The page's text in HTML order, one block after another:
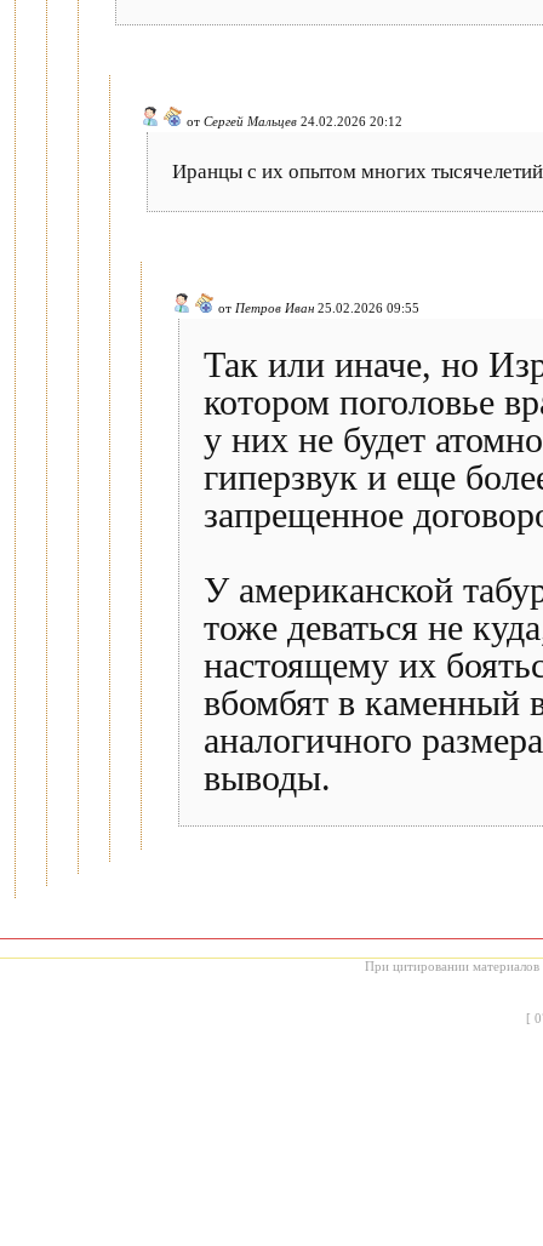
от Сергей Мальцев 24.02.2026 20:12
Иранцы с их опытом многих
от Петров Иван 25.02.2026 09:55
Так или иначе, но
котором поголовье
у них не будет
гиперзвук и еще
запрещенное
У американской
тоже деваться не
настоящему их
вбомбят в каменный
аналогичного
выводы.
При цитировании материалов
[